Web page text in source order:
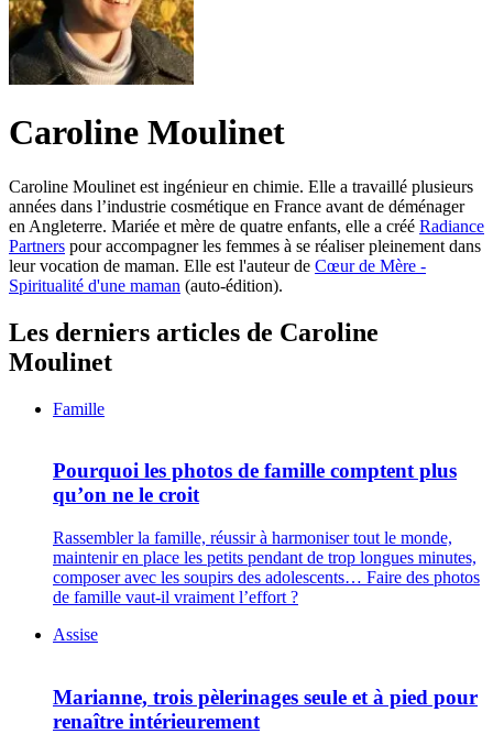
Caroline Moulinet
Caroline Moulinet est ingénieur en chimie. Elle a travaillé plusieurs
années dans l’industrie cosmétique en France avant de déménager
en Angleterre. Mariée et mère de quatre enfants, elle a créé Radiance
Partners pour accompagner les femmes à se réaliser pleinement dans
leur vocation de maman. Elle est l'auteur de Cœur de Mère -
Spiritualité d'une maman (auto-édition).
Les derniers articles de Caroline
Moulinet
Famille
Pourquoi les photos de famille comptent plus
qu’on ne le croit
Rassembler la famille, réussir à harmoniser tout le monde,
maintenir en place les petits pendant de trop longues minutes,
composer avec les soupirs des adolescents… Faire des photos
de famille vaut-il vraiment l’effort ?
Assise
Marianne, trois pèlerinages seule et à pied pour
renaître intérieurement